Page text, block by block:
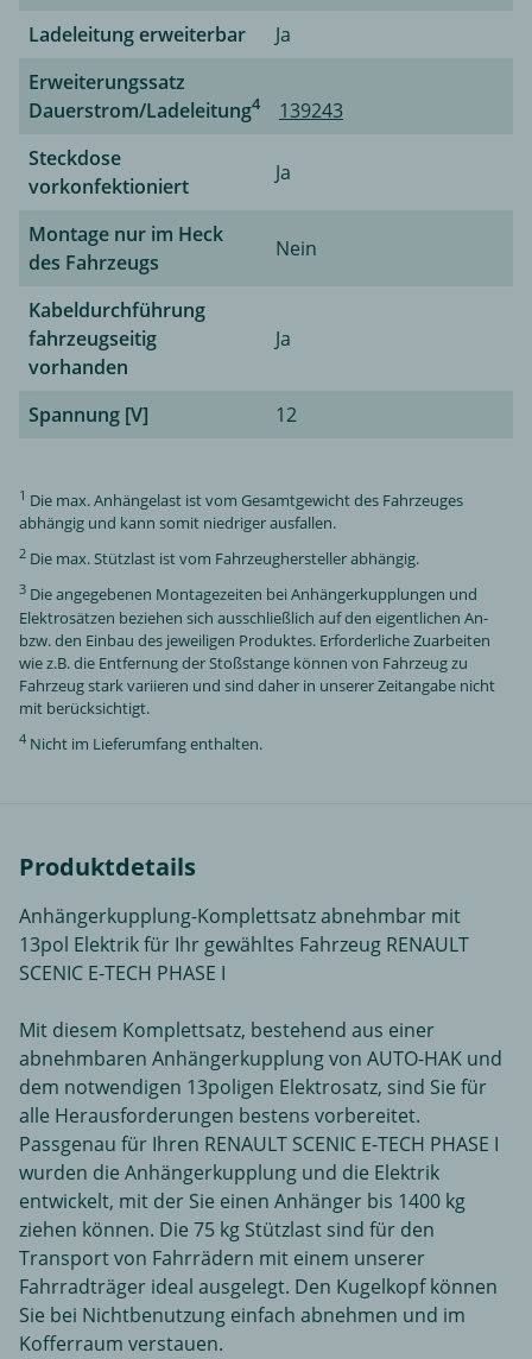
Ladeleitung erweiterbar
Ja
Erweiterungssatz
Dauerstrom/Ladeleitung4
139243
Steckdose
vorkonfektioniert
Ja
Montage nur im Heck
des Fahrzeugs
Nein
Kabeldurchführung
fahrzeugseitig
vorhanden
Ja
Spannung [V] 12
1 Die max. Anhängelast ist vom Gesamtgewicht des Fahrzeuges
abhängig und kann somit niedriger ausfallen.
2 Die max. Stützlast ist vom Fahrzeughersteller abhängig.
3 Die angegebenen Montagezeiten bei Anhängerkupplungen und
Elektrosätzen beziehen sich ausschließlich auf den eigentlichen An-
bzw. den Einbau des jeweiligen Produktes. Erforderliche Zuarbeiten
wie z.B. die Entfernung der Stoßstange können von Fahrzeug zu
Fahrzeug stark variieren und sind daher in unserer Zeitangabe nicht
mit berücksichtigt.
4 Nicht im Lieferumfang enthalten.
Produktdetails
Anhängerkupplung-Komplettsatz abnehmbar mit
13pol Elektrik für Ihr gewähltes Fahrzeug RENAULT
SCENIC E-TECH PHASE I
Mit diesem Komplettsatz, bestehend aus einer
abnehmbaren Anhängerkupplung von AUTO-HAK und
dem notwendigen 13poligen Elektrosatz, sind Sie für
alle Herausforderungen bestens vorbereitet.
Passgenau für Ihren RENAULT SCENIC E-TECH PHASE I
wurden die Anhängerkupplung und die Elektrik
entwickelt, mit der Sie einen Anhänger bis 1400 kg
ziehen können. Die 75 kg Stützlast sind für den
Transport von Fahrrädern mit einem unserer
Fahrradträger ideal ausgelegt. Den Kugelkopf können
Sie bei Nichtbenutzung einfach abnehmen und im
Kofferraum verstauen.